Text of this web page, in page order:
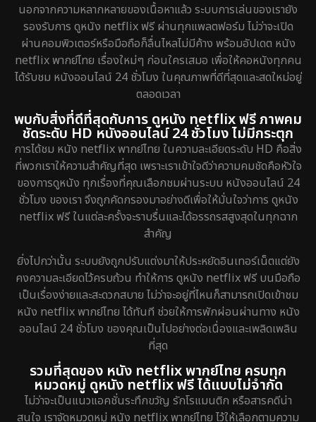
นอกจากความหลากหลายของเนื้อหาแล้ว ระบบการเล่นของเรายัง
รองรับการ ดูหนัง netflix ฟรี ผ่านทุกแพลตฟอร์ม ไม่ว่าจะเปิด
ผ่านคอมพิวเตอร์หรือมือถือก็ลื่นไหลไม่มีค้าง พร้อมอัปเดต หนัง
netflix พากย์ไทย เรื่องใหม่ๆ ก่อนใครเสมอ เพื่อให้คอหนังทุกคน
ได้รับชม หนังออนไลน์ 24 ชั่วโมง ในคุณภาพที่ดีที่สุดและสดใหม่อยู่
ตลอดเวลา
พบกับสิ่งที่ดีที่สุดกับการ ดูหนัง netflix ฟรี ภาพคม
ชัดระดับ HD หนังออนไลน์ 24 ชั่วโมง ไม่มีกระตุก
การได้ชม หนัง netflix พากย์ไทย ในความละเอียดระดับ HD คือสิ่ง
ที่พวกเราให้ความสำคัญที่สุด เพราะเราเข้าใจดีว่าความคมชัดคือหัวใจ
ของการดูหนัง ทุกเรื่องที่คุณเลือกชมผ่านระบบ หนังออนไลน์ 24
ชั่วโมง ของเรา จึงถูกคัดกรองมาอย่างดีเพื่อให้มั่นใจว่าการ ดูหนัง
netflix ฟรี ในแต่ละครั้งจะราบรื่นและได้อรรถรสสูงสุดในทุกฉาก
สำคัญ
ยิ่งไปกว่านั้น ระบบยังถูกปรับแต่งมาให้ประหยัดอินเทอร์เน็ตแต่ยัง
คงความละเอียดไว้ครบถ้วน ทำให้การ ดูหนัง netflix ฟรี บนมือถือ
เป็นเรื่องง่ายและสะดวกสบาย ไม่ว่าจะอยู่ที่ไหนก็สามารถเปิดเข้าชม
หนัง netflix พากย์ไทย ได้ทันที ช่วยให้การพักผ่อนผ่านทาง หนัง
ออนไลน์ 24 ชั่วโมง ของคุณเป็นไปอย่างต่อเนื่องและเพลิดเพลิน
ที่สุด
รวมที่สุดของ หนัง netflix พากย์ไทย ครบทุก
หมวดหมู่ ดูหนัง netflix ฟรี ได้แบบไม่จำกัด
ไม่ว่าจะเป็นแนวแอคชั่นระทึกขวัญ รักโรแมนติก หรือสารคดีน่า
สนใจ เราจัดหมวดหมู่ หนัง netflix พากย์ไทย ไว้ให้เลือกตามความ